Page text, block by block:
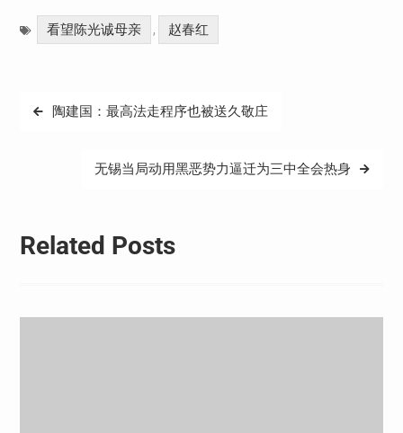
看望陈光诚母亲 , 赵春红
文
陶建国：最高法走程序也被送久敬庄
无锡当局动用黑恶势力逼迁为三中全会热身
Related Posts